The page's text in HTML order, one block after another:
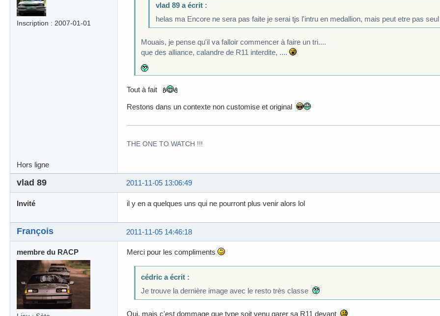
Inscription : 2007-01-01
vlad 89 a écrit :
helas ma Encore ne sera pas faite je serai tjs l'intru en medallion, mais peut etre pas seul
Mouais, je pense qu'il va falloir commencer à faire un tri....
que des alliance, calandre de R11 interdite, ....
Tout à fait
Restons dans un contexte non customise et original
THE ONE TO WATCH !!!
Hors ligne
2011-11-05 13:06:49
vlad 89
Invité il y en a quelques uns qui ne pourront plus venir alors lol
2011-11-05 14:46:18
François
membre du RACP Merci pour les compliments
cédric a écrit :
Je trouve la dernière image avec le resto très classe
Oui, mais c'est dommage que type soit venu garer sa R11 devant